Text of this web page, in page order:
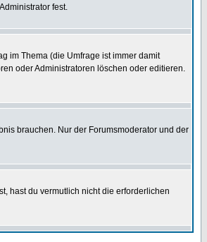
fest.
im Thema (die Umfrage ist immer damit
oder Administratoren löschen oder editieren.
brauchen. Nur der Forumsmoderator und der
hast du vermutlich nicht die erforderlichen